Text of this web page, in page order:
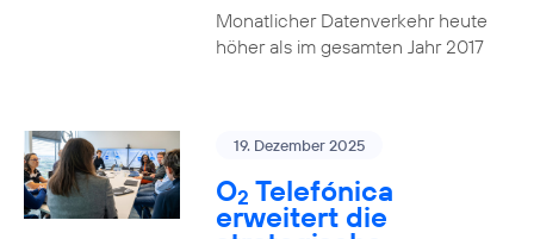
Monatlicher Datenverkehr heute
höher als im gesamten Jahr 2017
19. Dezember 2025
O2 Telefónica
erweitert die